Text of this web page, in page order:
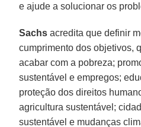
e ajude a solucionar os
Sachs acredita que definir
cumprimento dos objetivos,
acabar com a pobreza;
sustentável e empregos;
proteção dos direitos
agricultura sustentável;
sustentável e mudanças